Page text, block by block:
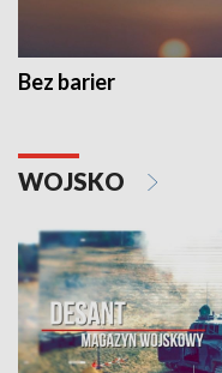
Bez barier
WOJSKO